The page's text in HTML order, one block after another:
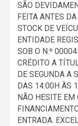
SÃO
FEITA ANTES
STOCK DE
ENTIDADE
SOB O N.º
CRÉDITO A
DE SEGUNDA A
DAS 14:00H ÀS
NÃO HESITE EM
ENTRADA.